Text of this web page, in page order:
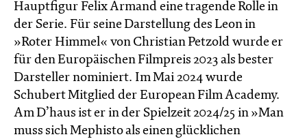
Hauptfigur Felix Armand eine tragende Rolle in
der Serie. Für seine Darstellung des Leon in
»Roter Himmel« von Christian Petzold wurde er
für den Europäischen Filmpreis 2023 als bester
Darsteller nominiert. Im Mai 2024 wurde
Schubert Mitglied der European Film Academy.
Am D’haus ist er in der Spielzeit 2024/25 in »Man
muss sich Mephisto als einen glücklichen